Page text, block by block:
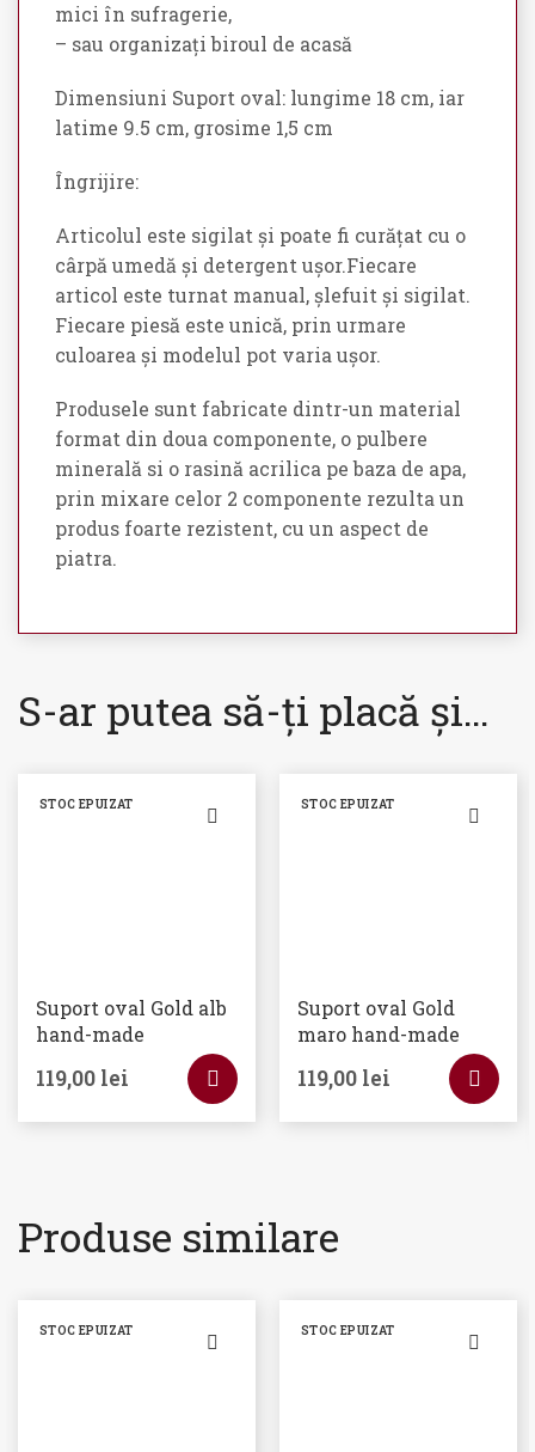
mici în sufragerie,
– sau organizați biroul de acasă
Dimensiuni Suport oval: lungime 18 cm, iar
latime 9.5 cm, grosime 1,5 cm
Îngrijire:
Articolul este sigilat și poate fi curățat cu o
cârpă umedă și detergent ușor.Fiecare
articol este turnat manual, șlefuit și sigilat.
Fiecare piesă este unică, prin urmare
culoarea și modelul pot varia ușor.
Produsele sunt fabricate dintr-un material
format din doua componente, o pulbere
minerală si o rasină acrilica pe baza de apa,
prin mixare celor 2 componente rezulta un
produs foarte rezistent, cu un aspect de
piatra.
S-ar putea să-ți placă și…
STOC EPUIZAT
Suport oval Gold alb
hand-made
119,00 lei
STOC EPUIZAT
Suport oval Gold
maro hand-made
119,00 lei
Produse similare
STOC EPUIZAT STOC EPUIZAT